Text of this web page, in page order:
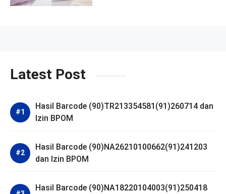
Latest Post
Hasil Barcode (90)TR213354581(91)260714 dan
Izin BPOM
Hasil Barcode (90)NA26210100662(91)241203
dan Izin BPOM
Hasil Barcode (90)NA18220104003(91)250418